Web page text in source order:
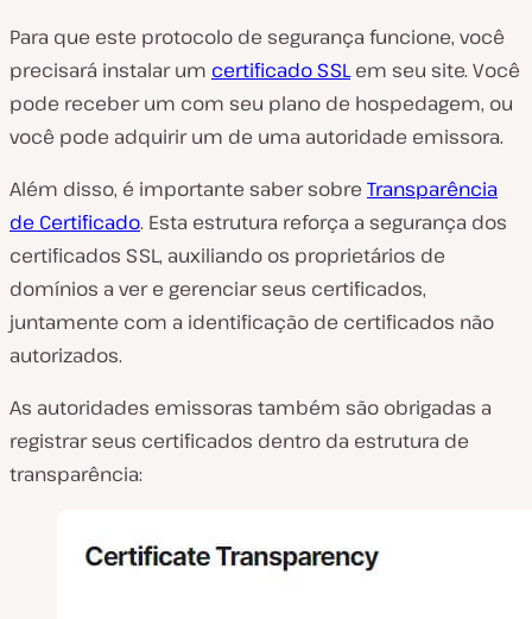
Para que este protocolo de segurança funcione, você
precisará instalar um certificado SSLem seu site. Você
pode receber um com seu plano de hospedagem, ou
você pode adquirir um de uma autoridade emissora.
Além disso, é importante saber sobre Transparência
de Certificado. Esta estrutura reforça a segurança dos
certificados SSL, auxiliando os proprietários de
domínios a ver e gerenciar seus certificados,
juntamente com a identificação de certificados não
autorizados.
As autoridades emissoras também são obrigadas a
registrar seus certificados dentro da estrutura de
transparência: